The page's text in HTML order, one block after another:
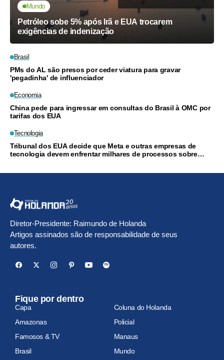
Mundo
Petróleo sobe 5% após Irã e EUA trocarem
exigências de indenização
Brasil
PMs do AL são presos por ceder viatura para gravar
'pegadinha' de influenciador
Economia
China pede para ingressar em consultas do Brasil à OMC por
tarifas dos EUA
Tecnologia
Tribunal dos EUA decide que Meta e outras empresas de
tecnologia devem enfrentar milhares de processos sobre
Diretor-Presidente: Raimundo de Holanda
Artigos assinados são de responsabilidade de seus
autores.
Fique por dentro
Capa
Coluna do Holanda
Amazonas
Policial
Famosos & TV
Manaus
Brasil
Mundo